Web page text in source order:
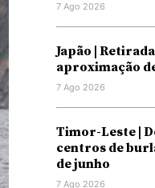
7 Ago 2026
Japão |
aproximação
7 Ago 2026
Timor-Leste |
centros de
de junho
7 Ago 2026